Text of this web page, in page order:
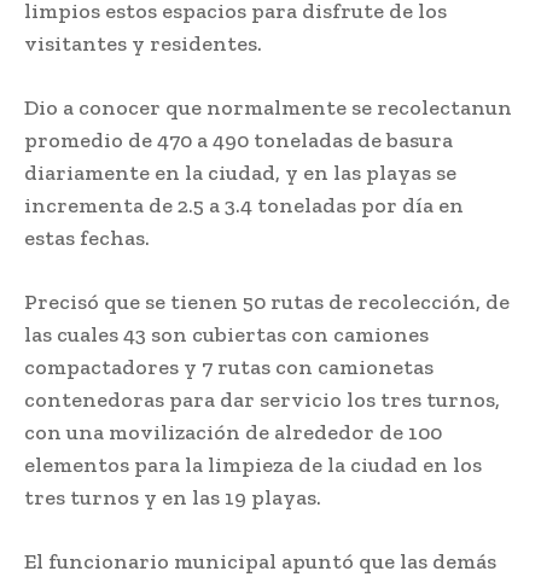
limpios estos espacios para disfrute de los
visitantes y residentes.
Dio a conocer que normalmente se recolectanun
promedio de 470 a 490 toneladas de basura
diariamente en la ciudad, y en las playas se
incrementa de 2.5 a 3.4 toneladas por día en
estas fechas.
Precisó que se tienen 50 rutas de recolección, de
las cuales 43 son cubiertas con camiones
compactadores y 7 rutas con camionetas
contenedoras para dar servicio los tres turnos,
con una movilización de alrededor de 100
elementos para la limpieza de la ciudad en los
tres turnos y en las 19 playas.
El funcionario municipal apuntó que las demás